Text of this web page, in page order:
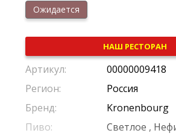
Ожидается
НАШ РЕСТОРАН
Артикул:
00000009418
Регион:
Россия
Бренд:
Kronenbourg
Пиво:
Светлое ,